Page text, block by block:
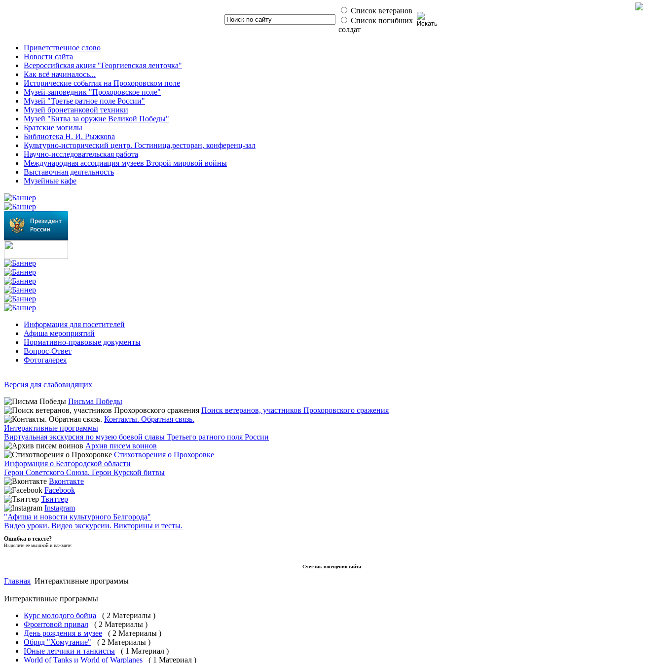
Список ветеранов
Список погибших
солдат
Приветственное слово
Новости сайта
Всероссийская акция "Георгиевская ленточка"
Как всё начиналось...
Исторические события на Прохоровском поле
Музей-заповедник "Прохоровское поле"
Музей "Третье ратное поле России"
Музей бронетанковой техники
Музей "Битва за оружие Великой Победы"
Братские могилы
Библиотека Н. И. Рыжкова
Культурно-исторический центр. Гостиница,ресторан, конференц-зал
Научно-исследовательская работа
Международная ассоциация музеев Второй мировой войны
Выставочная деятельность
Музейные кафе
Информация для посетителей
Афиша мероприятий
Нормативно-правовые документы
Вопрос-Ответ
Фотогалерея
Версия для слабовидящих
Письма Победы
Поиск ветеранов, участников Прохоровского сражения
Контакты. Обратная связь.
Интерактивные программы
Виртуальная экскурсия по музею боевой славы Третьего ратного поля России
Архив писем воинов
Стихотворения о Прохоровке
Информация о Белгородской области
Герои Советского Союза. Герои Курской битвы
Вконтакте
Facebook
Твиттер
Instagram
"Афиша и новости культурного Белгорода"
Видео уроки. Видео экскурсии. Викторины и тесты.
Ошибка в тексте?
Выделите ее мышкой и нажмите:
Счетчик посещения сайта
Главная Интерактивные программы
Интерактивные программы
Курс молодого бойца
( 2 Материалы )
Фронтовой привал
( 2 Материалы )
День рождения в музее
( 2 Материалы )
Обряд "Хомутание"
( 2 Материалы )
Юные летчики и танкисты
( 1 Материал )
World of Tanks и World of Warplanes
( 1 Материал )